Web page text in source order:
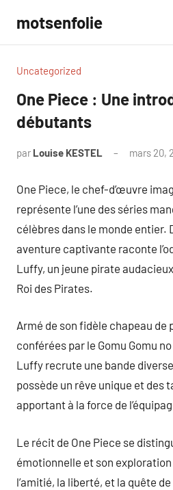
contenu
motsenfolie
Uncategorized
One Piece : Une
débutants
par Louise KESTEL mars 20,
One Piece, le chef-d’œuvre
représente l’une des séries
célèbres dans le monde entier.
aventure captivante raconte
Luffy, un jeune pirate
Roi des Pirates.
Armé de son fidèle chapeau
conférées par le Gomu Gomu
Luffy recrute une bande
possède un rêve unique et des
apportant à la force de
Le récit de One Piece se
émotionnelle et son
l’amitié, la liberté, et la quête